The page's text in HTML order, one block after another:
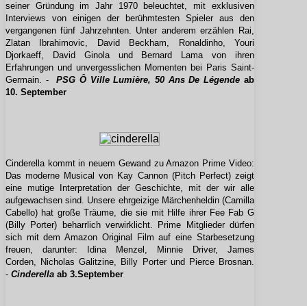
seiner Gründung im Jahr 1970 beleuchtet, mit exklusiven
Interviews von einigen der berühmtesten Spieler aus den
vergangenen fünf Jahrzehnten. Unter anderem erzählen Rai,
Zlatan Ibrahimovic, David Beckham, Ronaldinho, Youri
Djorkaeff, David Ginola und Bernard Lama von ihren
Erfahrungen und unvergesslichen Momenten bei Paris Saint-
Germain. -PSG Ô Ville Lumière, 50 Ans De Légende ab
10. September
Cinderella kommt in neuem Gewand zu Amazon Prime Video:
Das moderne Musical von Kay Cannon (Pitch Perfect) zeigt
eine mutige Interpretation der Geschichte, mit der wir alle
aufgewachsen sind. Unsere ehrgeizige Märchenheldin (Camilla
Cabello) hat große Träume, die sie mit Hilfe ihrer Fee Fab G
(Billy Porter) beharrlich verwirklicht. Prime Mitglieder dürfen
sich mit dem Amazon Original Film auf eine Starbesetzung
freuen, darunter: Idina Menzel, Minnie Driver, James
Corden, Nicholas Galitzine, Billy Porter und Pierce Brosnan.
- Cinderella ab 3.September